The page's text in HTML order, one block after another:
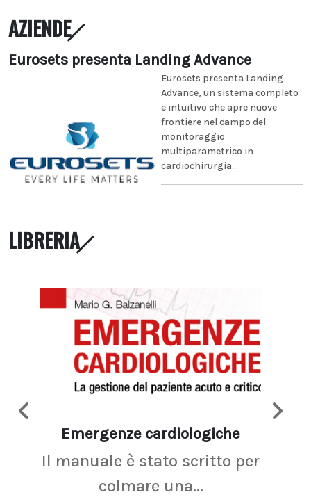
AZIENDE
Eurosets presenta Landing Advance
Eurosets presenta Landing
Advance, un sistema completo
e intuitivo che apre nuove
frontiere nel campo del
monitoraggio
multiparametrico in
cardiochirurgia...
LIBRERIA
Emergenze cardiologiche
Il manuale è stato scritto per
colmare una...